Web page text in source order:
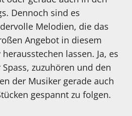
Dennoch sind es
Melodien, die das
Angebot in diesem
lassen. Ja, es
zuzuhören und den
der Musiker gerade auch
gespannt zu folgen.